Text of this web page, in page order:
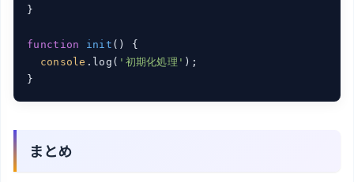
}
function init ( ) {
console .log( '初期化処理' );
}
まとめ